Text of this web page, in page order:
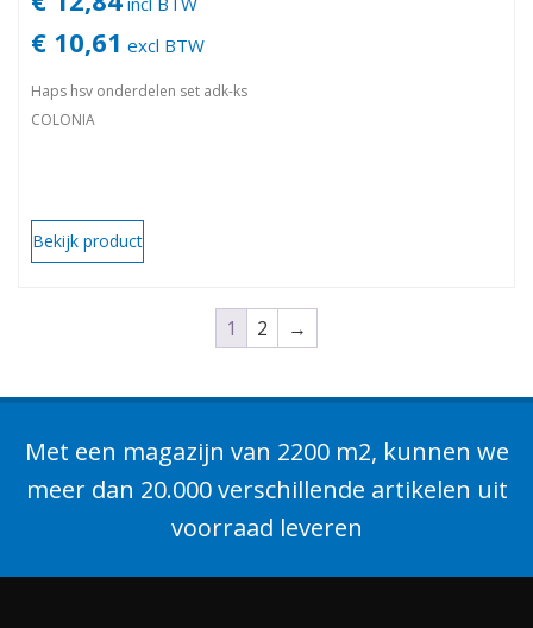
€ 10,61 excl BTW
Haps hsv onderdelen set adk-ks
COLONIA
Bekijk product
1 2 →
Met een magazijn van 2200 m2, kunnen we
meer dan 20.000 verschillende artikelen uit
voorraad leveren